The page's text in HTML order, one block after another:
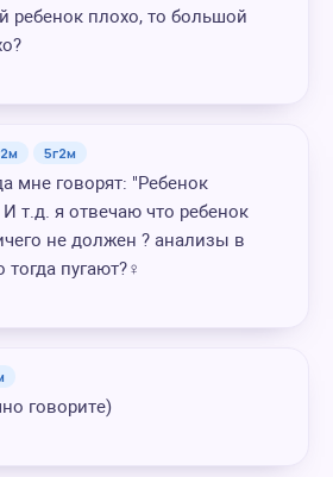
ребенок плохо, то большой
5г2м
мне говорят: "Ребенок
т.д. я отвечаю что ребенок
не должен ? анализы в
тогда пугают?‍♀️
говорите)